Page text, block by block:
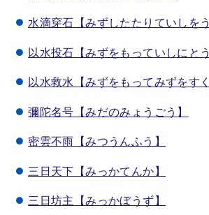
水滴穿石【みずしたたりていしを
以水投石【みずをもっていしにとう
以水救水【みずをもってみずをすく
彌陀名号【みだのみょうごう】
密雲不雨【みつうんふう】
三日天下【みっかてんか】
三日坊主【みっかぼうず】